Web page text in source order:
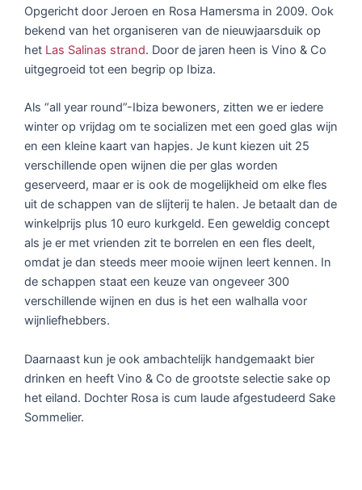
Opgericht door Jeroen en Rosa Hamersma in 2009. Ook
bekend van het organiseren van de nieuwjaarsduik op
het Las Salinas strand. Door de jaren heen is Vino & Co
uitgegroeid tot een begrip op Ibiza.
Als “all year round”-Ibiza bewoners, zitten we er iedere
winter op vrijdag om te socializen met een goed glas wijn
en een kleine kaart van hapjes. Je kunt kiezen uit 25
verschillende open wijnen die per glas worden
geserveerd, maar er is ook de mogelijkheid om elke fles
uit de schappen van de slijterij te halen. Je betaalt dan de
winkelprijs plus 10 euro kurkgeld. Een geweldig concept
als je er met vrienden zit te borrelen en een fles deelt,
omdat je dan steeds meer mooie wijnen leert kennen. In
de schappen staat een keuze van ongeveer 300
verschillende wijnen en dus is het een walhalla voor
wijnliefhebbers.
Daarnaast kun je ook ambachtelijk handgemaakt bier
drinken en heeft Vino & Co de grootste selectie sake op
het eiland. Dochter Rosa is cum laude afgestudeerd Sake
Sommelier.